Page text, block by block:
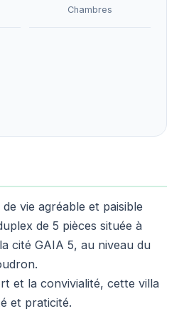
Chambres
vie agréable et paisible
de 5 pièces située à
cité GAIA 5, au niveau du
et la convivialité, cette villa
et praticité.